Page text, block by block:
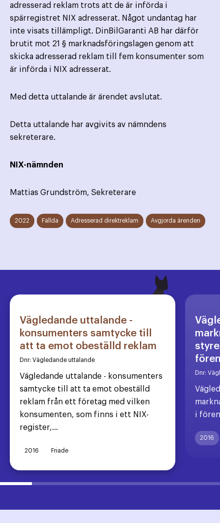
adresserad reklam trots att de är införda i
spärregistret NIX adresserat. Något undantag har
inte visats tillämpligt. DinBilGaranti AB har därför
brutit mot 21 § marknadsföringslagen genom att
skicka adresserad reklam till fem konsumenter som
är införda i NIX adresserat.
Med detta uttalande är ärendet avslutat.
Detta uttalande har avgivits av nämndens
sekreterare.
NIX-nämnden
Mattias Grundström, Sekreterare
2022 Fällda Adresserad direktreklam Avgjorda ärenden
Vägledande uttalande -
konsumenters samtycke till
att ta emot obeställd reklam
Dnr: Vägledande uttalande
Vägledande uttalande - konsumenters
samtycke till att ta emot obeställd
reklam från ett företag med vilken
konsumenten, som finns i ett NIX-
register,...
2016 Friade
Dnr:
i
2016